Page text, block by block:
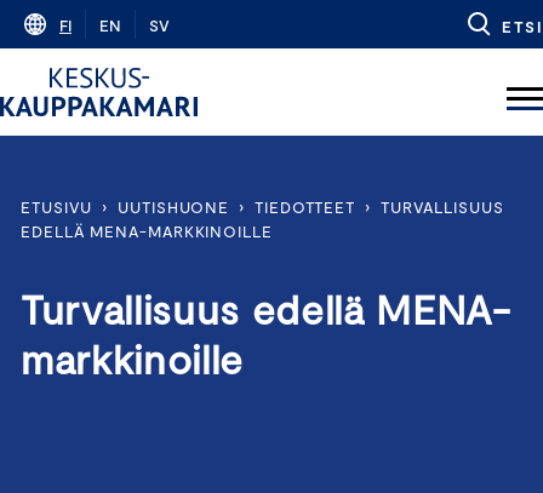
Skip
content
FI EN SV ETSI
ETUSIVU › UUTISHUONE › TIEDOTTEET › TURVALLISUUS
EDELLÄ MENA-MARKKINOILLE
Turvallisuus edellä MENA-
markkinoille